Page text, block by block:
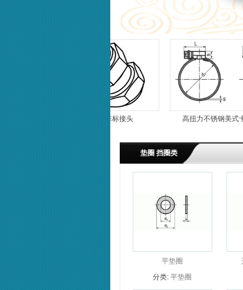
高扭力不锈钢美式卡箍
垫圈 挡圈类
平垫圈
分类: 平垫圈